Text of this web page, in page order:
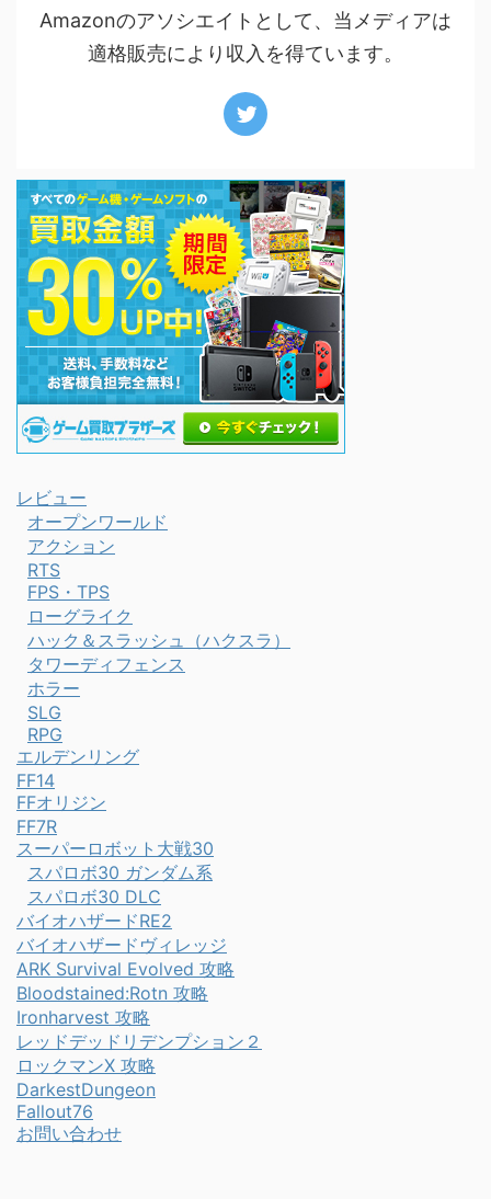
Amazonのアソシエイトとして、当メディアは
適格販売により収入を得ています。
レビュー
オープンワールド
アクション
RTS
FPS・TPS
ローグライク
ハック＆スラッシュ（ハクスラ）
タワーディフェンス
ホラー
SLG
RPG
エルデンリング
FF14
FFオリジン
FF7R
スーパーロボット大戦30
スパロボ30 ガンダム系
スパロボ30 DLC
バイオハザードRE2
バイオハザードヴィレッジ
ARK Survival Evolved 攻略
Bloodstained:Rotn 攻略
Ironharvest 攻略
レッドデッドリデンプション２
ロックマンX 攻略
DarkestDungeon
Fallout76
お問い合わせ